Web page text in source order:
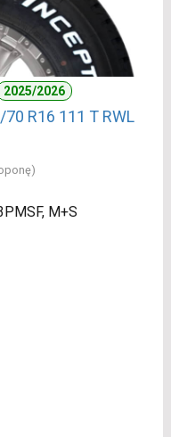
2025/2026
70 R16 111 T RWL
M+S